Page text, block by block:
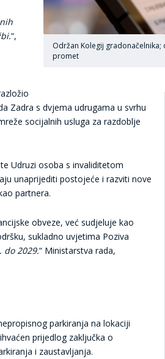
Održan Kolegij
promet
“,
Zadra s dvjema udrugama u svrhu
socijalnih usluga za razdoblje
Udruzi osoba s invaliditetom
unaprijediti postojeće i razviti nove
partnera.
obveze, već sudjeluje kao
sukladno uvjetima Poziva
do 2029.“ Ministarstva rada,
parkiranja na lokaciji
prijedlog zaključka o
i zaustavljanja.